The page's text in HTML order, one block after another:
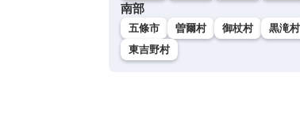
南部
五條市 曽爾村 御杖村 黒滝村
東吉野村